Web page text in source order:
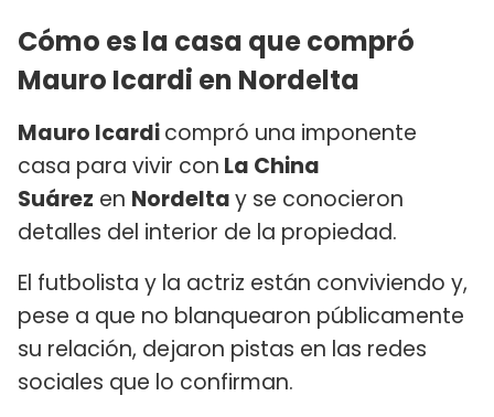
Cómo es la casa que compró
Mauro Icardi en Nordelta
Mauro Icardicompró una imponente
casa para vivir con La China
Suárez en Nordeltay se conocieron
detalles del interior de la propiedad.
El futbolista y la actriz están conviviendo y,
pese a que no blanquearon públicamente
su relación, dejaron pistas en las redes
sociales que lo confirman.